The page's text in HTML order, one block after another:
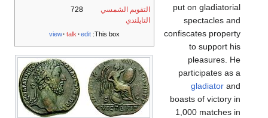
التقويم الشمسي
التايلندي
728
This box:
view talk edit
put on gladiatorial
spectacles and
confiscates property
to support his
pleasures. He
participates as a
gladiatorand
boasts of victory in
1,000 matches in